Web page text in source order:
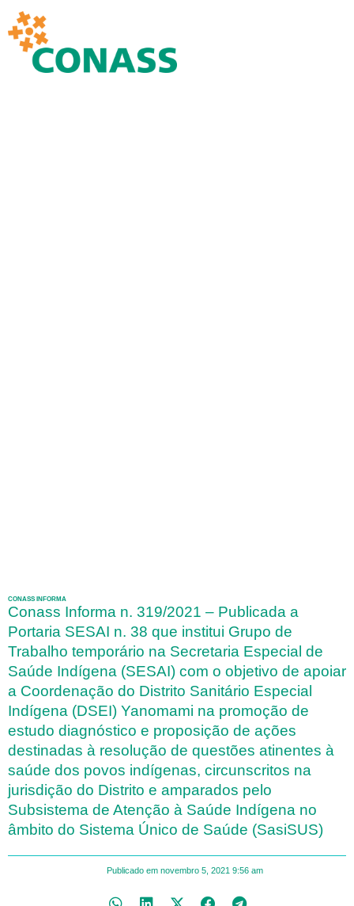
CONASS INFORMA
Conass Informa n. 319/2021 – Publicada a
Portaria SESAI n. 38 que institui Grupo de
Trabalho temporário na Secretaria Especial de
Saúde Indígena (SESAI) com o objetivo de apoiar
a Coordenação do Distrito Sanitário Especial
Indígena (DSEI) Yanomami na promoção de
estudo diagnóstico e proposição de ações
destinadas à resolução de questões atinentes à
saúde dos povos indígenas, circunscritos na
jurisdição do Distrito e amparados pelo
Subsistema de Atenção à Saúde Indígena no
âmbito do Sistema Único de Saúde (SasiSUS)
Publicado em novembro 5, 2021 9:56 am